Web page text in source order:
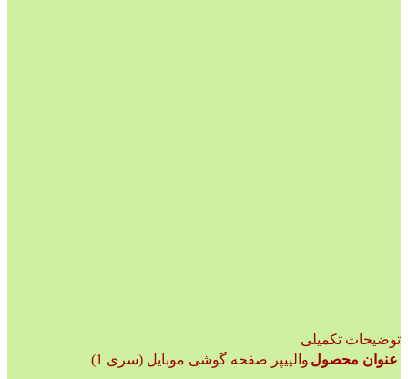
توضیحات تکمیلی
عنوان محصول والپیپر صفحه گوشی موبایل (سری 1)